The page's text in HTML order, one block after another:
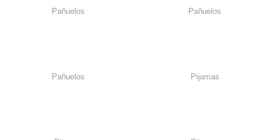
Pañuelos Pañuelos
Pañuelos Pijamas